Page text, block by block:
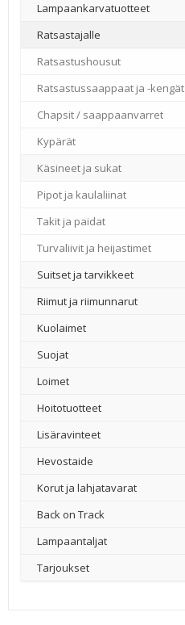
Lampaankarvatuotteet
Ratsastajalle
Ratsastushousut
Ratsastussaappaat ja -kengät
Chapsit / saappaanvarret
Kypärät
Käsineet ja sukat
Pipot ja kaulaliinat
Takit ja paidat
Turvaliivit ja heijastimet
Suitset ja tarvikkeet
Riimut ja riimunnarut
Kuolaimet
Suojat
Loimet
Hoitotuotteet
Lisäravinteet
Hevostaide
Korut ja lahjatavarat
Back on Track
Lampaantaljat
Tarjoukset